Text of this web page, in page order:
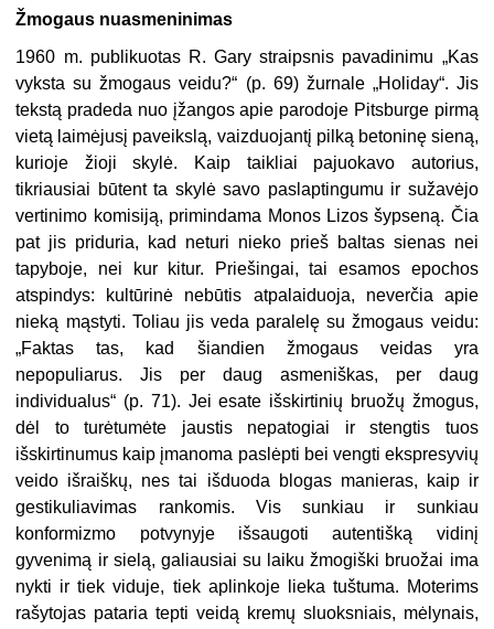
Žmogaus nuasmeninimas
1960 m. publikuotas R. Gary straipsnis pavadinimu „Kas
vyksta su žmogaus veidu?“ (p. 69) žurnale „Holiday“. Jis
tekstą pradeda nuo įžangos apie parodoje Pitsburge pirmą
vietą laimėjusį paveikslą, vaizduojantį pilką betoninę sieną,
kurioje žioji skylė. Kaip taikliai pajuokavo autorius,
tikriausiai būtent ta skylė savo paslaptingumu ir sužavėjo
vertinimo komisiją, primindama Monos Lizos šypseną. Čia
pat jis priduria, kad neturi nieko prieš baltas sienas nei
tapyboje, nei kur kitur. Priešingai, tai esamos epochos
atspindys: kultūrinė nebūtis atpalaiduoja, neverčia apie
nieką mąstyti. Toliau jis veda paralelę su žmogaus veidu:
„Faktas tas, kad šiandien žmogaus veidas yra
nepopuliarus. Jis per daug asmeniškas, per daug
individualus“ (p. 71). Jei esate išskirtinių bruožų žmogus,
dėl to turėtumėte jaustis nepatogiai ir stengtis tuos
išskirtinumus kaip įmanoma paslėpti bei vengti ekspresyvių
veido išraiškų, nes tai išduoda blogas manieras, kaip ir
gestikuliavimas rankomis. Vis sunkiau ir sunkiau
konformizmo potvynyje išsaugoti autentišką vidinį
gyvenimą ir sielą, galiausiai su laiku žmogiški bruožai ima
nykti ir tiek viduje, tiek aplinkoje lieka tuštuma. Moterims
rašytojas pataria tepti veidą kremų sluoksniais, mėlynais,